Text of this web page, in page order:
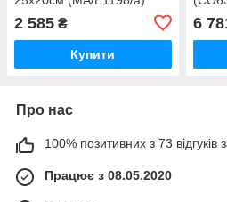
2 585 ₴
Купити
6
Про нас
100% позитивних з 73 відгуків
Працює з 08.05.2020